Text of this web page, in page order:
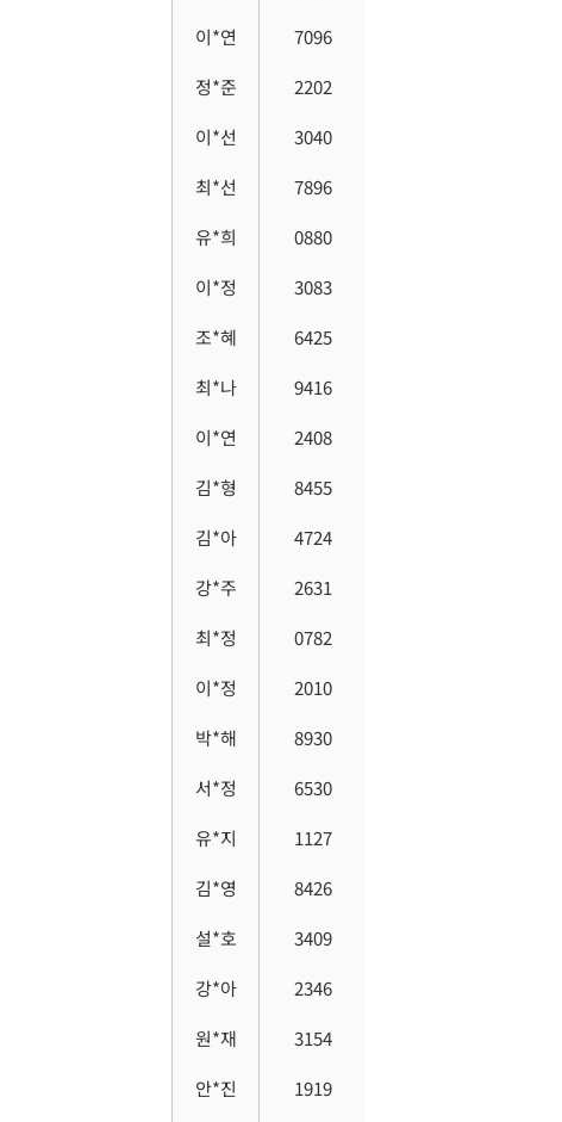
이*연
7096
정*준
2202
이*선
3040
최*선
7896
유*희
0880
이*정
3083
조*혜
6425
최*나
9416
이*연
2408
김*형
8455
김*아
4724
강*주
2631
최*정
0782
이*정
2010
박*해
8930
서*정
6530
유*지
1127
김*영
8426
설*호
3409
강*아
2346
원*재
3154
안*진
1919